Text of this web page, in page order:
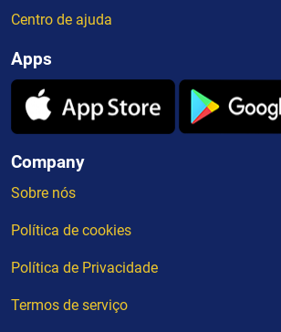
Centro de ajuda
Apps
Company
Sobre nós
Política de cookies
Política de Privacidade
Termos de serviço